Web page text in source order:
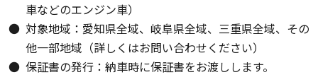
車などのエンジン車）
対象地域：愛知県全域、岐阜県全域、三重県全域、その
他一部地域（詳しくはお問い合わせください）
保証書の発行：納車時に保証書をお渡しします。